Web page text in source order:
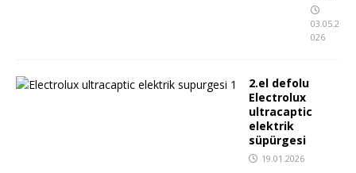
03.05.2
026
2.el defolu
Electrolux
ultracaptic
elektrik
süpürgesi
19.01.2026